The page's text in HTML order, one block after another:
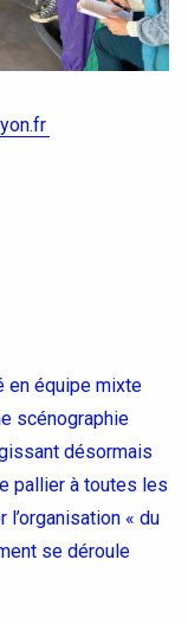
en équipe mixte
scénographie
désormais
pallier à toutes les
« du
se déroule